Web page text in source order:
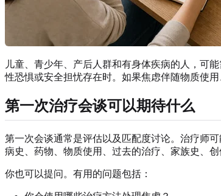
儿童、青少年、产后人群和有身体疾病的人，可
性恐惧或安全担忧存在时。如果焦虑伴随物质使
第一次治疗会谈可以期待什么
第一次会谈通常是评估以及匹配度讨论。治疗师
病史、药物、物质使用、过去的治疗、家族史、创
你也可以提问。有用的问题包括：